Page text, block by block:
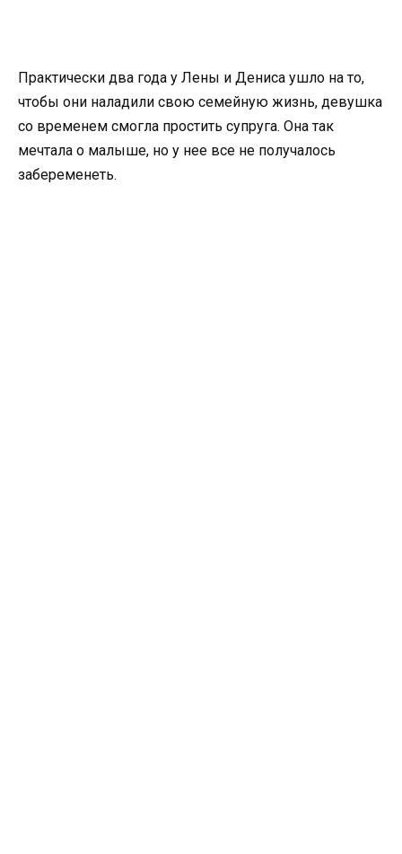
Практически два года у Лены и Дениса ушло на то,
чтобы они наладили свою семейную жизнь, девушка
со временем смогла простить супруга. Она так
мечтала о малыше, но у нее все не получалось
забеременеть.